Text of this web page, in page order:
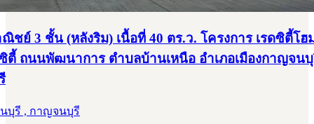
ชย์ 3 ชั้น (หลังริม) เนื้อที่ 40 ตร.ว. โครงการ เรดซิตี้โฮ
ตี้ ถนนพัฒนาการ ตำบลบ้านเหนือ อำเภอเมืองกาญจน
บุรี , กาญจนบุรี